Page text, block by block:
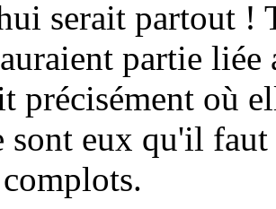
serait partout !
partie liée
précisément où
sont eux qu'il